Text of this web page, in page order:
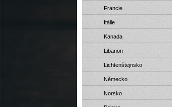
Francie
Itálie
Kanada
Libanon
Lichtenštejnsko
Německo
Norsko